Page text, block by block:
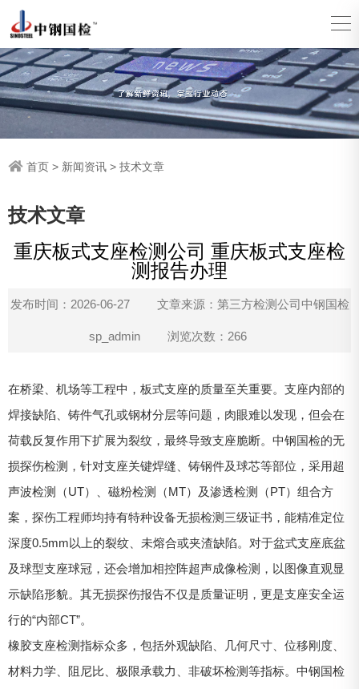
首页 > 新闻资讯 > 技术文章
技术文章
重庆板式支座检测公司 重庆板式支座检
测报告办理
发布时间：2026-06-27 文章来源：第三方检测公司中钢国检
sp_admin 浏览次数：266
在桥梁、机场等工程中，板式支座的质量至关重要。支座内部的
焊接缺陷、铸件气孔或钢材分层等问题，肉眼难以发现，但会在
荷载反复作用下扩展为裂纹，最终导致支座脆断。中钢国检的无
损探伤检测，针对支座关键焊缝、铸钢件及球芯等部位，采用超
声波检测（UT）、磁粉检测（MT）及渗透检测（PT）组合方
案，探伤工程师均持有特种设备无损检测三级证书，能精准定位
深度0.5mm以上的裂纹、未熔合或夹渣缺陷。对于盆式支座底盆
及球型支座球冠，还会增加相控阵超声成像检测，以图像直观显
示缺陷形貌。其无损探伤报告不仅是质量证明，更是支座安全运
行的“内部CT”。
橡胶支座检测指标众多，包括外观缺陷、几何尺寸、位移刚度、
材料力学、阻尼比、极限承载力、非破坏检测等指标。中钢国检